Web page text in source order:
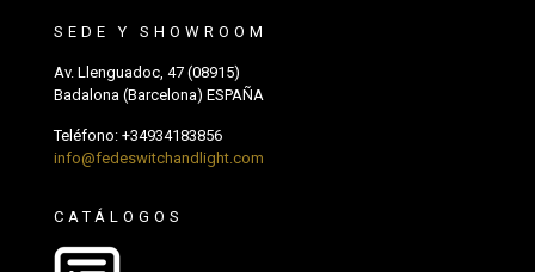
SEDE Y SHOWROOM
Av. Llenguadoc, 47 (08915)
Badalona (Barcelona) ESPAÑA
Teléfono: +34934183856
info@fedeswitchandlight.com
CATÁLOGOS